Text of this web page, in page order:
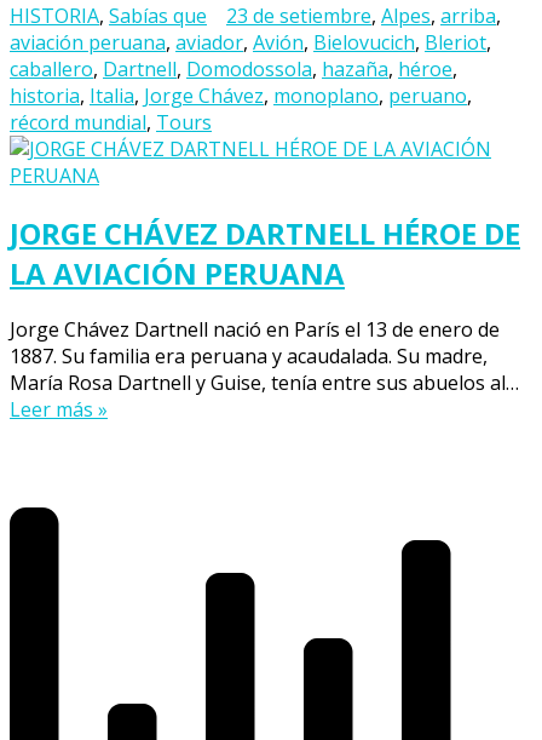
HISTORIA, Sabías que 23 de setiembre, Alpes, arriba,
aviación peruana, aviador, Avión, Bielovucich, Bleriot,
caballero, Dartnell, Domodossola, hazaña, héroe,
historia, Italia, Jorge Chávez, monoplano, peruano,
récord mundial, Tours
JORGE CHÁVEZ DARTNELL HÉROE DE
LA AVIACIÓN PERUANA
Jorge Chávez Dartnell nació en París el 13 de enero de
1887. Su familia era peruana y acaudalada. Su madre,
María Rosa Dartnell y Guise, tenía entre sus abuelos al…
Leer más »